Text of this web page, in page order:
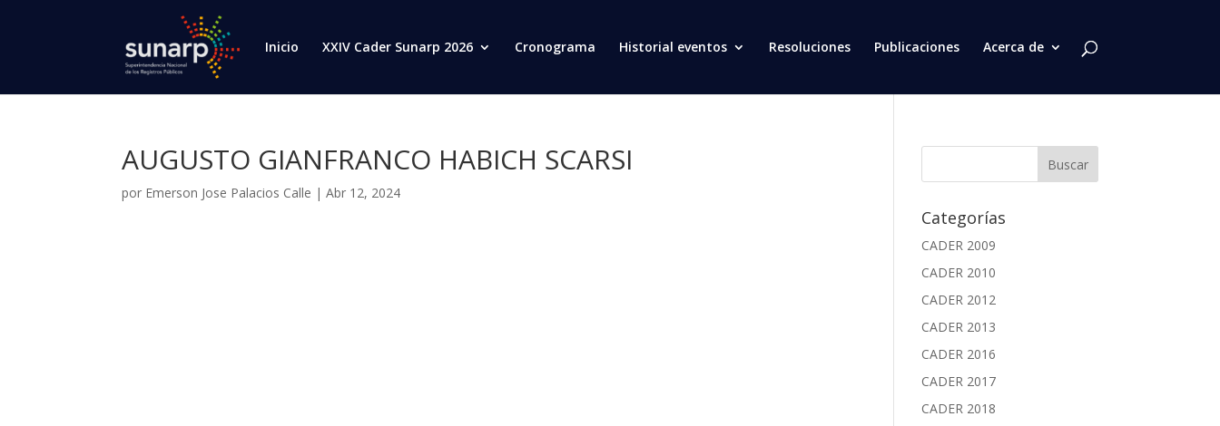
Inicio XXIV Cader Sunarp 2026 Cronograma Historial eventos Resoluciones Publicaciones Acerca de
AUGUSTO GIANFRANCO HABICH SCARSI
por Emerson Jose Palacios Calle |Abr 12, 2024
Categorías
CADER 2009
CADER 2010
CADER 2012
CADER 2013
CADER 2016
CADER 2017
CADER 2018